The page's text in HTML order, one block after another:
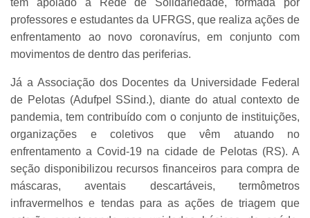
professores e estudantes da UFRGS, que realiza ações de
enfrentamento ao novo coronavírus, em conjunto com
movimentos de dentro das periferias.
Já a Associação dos Docentes da Universidade Federal
de Pelotas (Adufpel SSind.), diante do atual contexto de
pandemia, tem contribuído com o conjunto de instituições,
organizações e coletivos que vêm atuando no
enfrentamento a Covid-19 na cidade de Pelotas (RS). A
seção disponibilizou recursos financeiros para compra de
máscaras, aventais descartáveis, termômetros
infravermelhos e tendas para as ações de triagem que